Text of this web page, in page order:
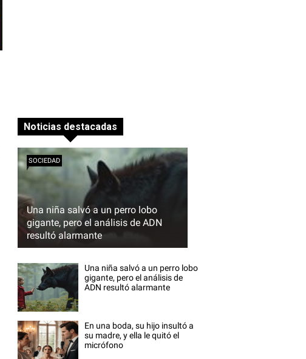
Noticias destacadas
Una niña salvó a un perro lobo
gigante, pero el análisis de ADN
resultó alarmante
SOCIEDAD
Una niña salvó a un perro lobo
gigante, pero el análisis de
ADN resultó alarmante
En una boda, su hijo insultó a
su madre, y ella le quitó el
micrófono